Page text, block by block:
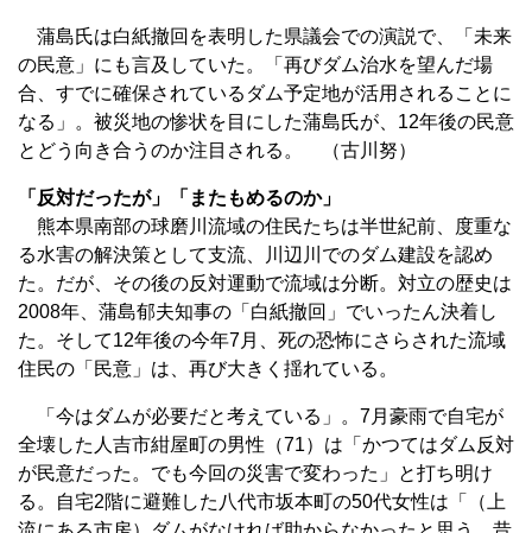
蒲島氏は白紙撤回を表明した県議会での演説で、「未来
の民意」にも言及していた。「再びダム治水を望んだ場
合、すでに確保されているダム予定地が活用されることに
なる」。被災地の惨状を目にした蒲島氏が、12年後の民意
とどう向き合うのか注目される。 （古川努）
「反対だったが」「またもめるのか」
熊本県南部の球磨川流域の住民たちは半世紀前、度重な
る水害の解決策として支流、川辺川でのダム建設を認め
た。だが、その後の反対運動で流域は分断。対立の歴史は
2008年、蒲島郁夫知事の「白紙撤回」でいったん決着し
た。そして12年後の今年7月、死の恐怖にさらされた流域
住民の「民意」は、再び大きく揺れている。
「今はダムが必要だと考えている」。7月豪雨で自宅が
全壊した人吉市紺屋町の男性（71）は「かつてはダム反対
が民意だった。でも今回の災害で変わった」と打ち明け
る。自宅2階に避難した八代市坂本町の50代女性は「（上